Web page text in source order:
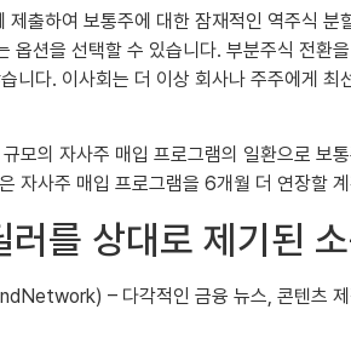
하여 보통주에 대한 잠재적인 역주식
션을 선택할 수 있습니다. 부분주식 전환
다. 이사회는 더 이상 회사나 주주에게
의 자사주 매입 프로그램의 일환으로 보
자사주 매입 프로그램을 6개월 더 연장할
상대로 제기된 소
– 다각적인 금융 뉴스, 콘텐츠 제